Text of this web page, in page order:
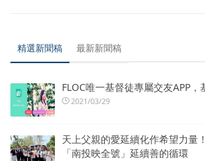
精選新聞稿 最新新聞稿
FLOC唯一基督徒專屬交友APP
2021/03/29
天上父親的愛延續化作希望力量
「南投映全號」延續善的循環